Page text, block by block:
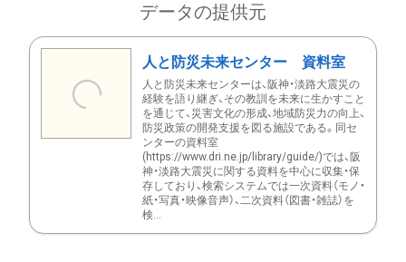
データの提供元
人と防災未来センター 資料室
人と防災未来センターは、阪神・淡路大震災の
経験を語り継ぎ、その教訓を未来に生かすこと
を通じて、災害文化の形成、地域防災力の向上、
防災政策の開発支援を図る施設である。同セ
ンターの資料室
(https://www.dri.ne.jp/library/guide/)では、阪
神・淡路大震災に関する資料を中心に収集・保
存しており、検索システムでは一次資料（モノ・
紙・写真・映像音声）、二次資料（図書・雑誌）を
検...